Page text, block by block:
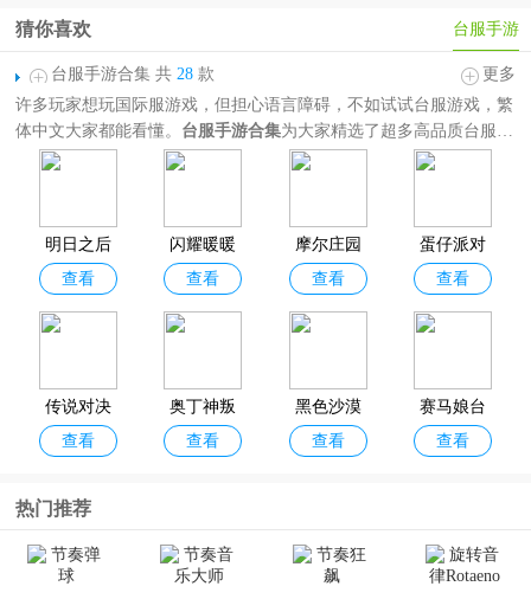
台服手游
猜你喜欢
台服手游合集 共 28 款
更多
许多玩家想玩国际服游戏，但担心语言障碍，不如试试台服游戏，繁
体中文大家都能看懂。 台服手游合集为大家精选了超多高品质台服游
戏，如
代号鸢台服、绝地求生台服、超凡先锋台服、光与夜之恋台
俱全。感兴趣的朋友欢迎分享收藏！
明日之后
港台服
查看
闪耀暖暖
台服
查看
摩尔庄园
台服
查看
蛋仔派对
台服
查看
传说对决
台服
查看
奥丁神叛
台服手游
查看
黑色沙漠
台服最新
查看
赛马娘台
服
查看
七龙珠激
文豪迷犬
小小蚁国
碧蓝档案
热门推荐